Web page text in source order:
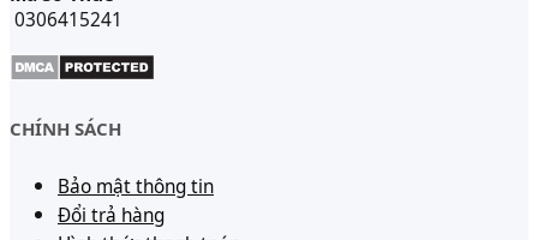
0306415241
CHÍNH SÁCH
Bảo mật thông tin
Đổi trả hàng